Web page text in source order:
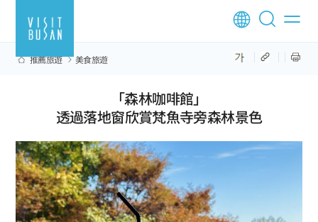
推薦旅遊 美食旅遊
「森林咖啡館」
透過落地窗欣賞梵魚寺旁森林景色